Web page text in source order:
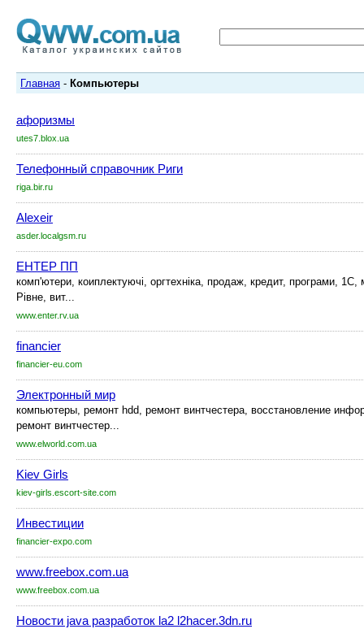
Главная - Компьютеры
афоризмы
utes7.blox.ua
Телефонный справочник Риги
riga.bir.ru
Alexeir
asder.localgsm.ru
ЕНТЕР ПП
комп'ютери, коиплектуючі, оргтехніка, продаж, кредит, програми,
Рівне, вит...
www.enter.rv.ua
financier
financier-eu.com
Электронный мир
компьютеры, ремонт hdd, ремонт винтчестера, восстановление
ремонт винтчестер...
www.elworld.com.ua
Kiev Girls
kiev-girls.escort-site.com
Инвестиции
financier-expo.com
www.freebox.com.ua
www.freebox.com.ua
Новости java разработок la2 l2hacer.3dn.ru